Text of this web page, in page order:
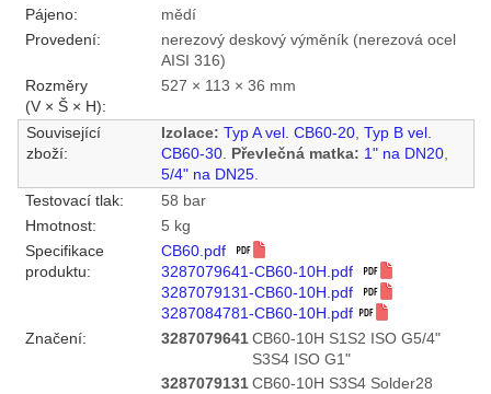
Pájeno:
mědí
Provedení:
nerezový deskový výměník (nerezová ocel
AISI 316)
Rozměry
(V × Š × H):
527 × 113 × 36 mm
Související
zboží:
Izolace: Typ A vel. CB60-20, Typ B vel.
CB60-30. Převlečná matka: 1" na DN20,
5/4" na DN25.
Testovací tlak:
58 bar
Hmotnost:
5 kg
Specifikace
produktu:
CB60.pdf
3287079641-CB60-10H.pdf
3287079131-CB60-10H.pdf
3287084781-CB60-10H.pdf
Značení:
3287079641 CB60-10H S1S2 ISO G5/4"
S3S4 ISO G1"
3287079131 CB60-10H S3S4 Solder28